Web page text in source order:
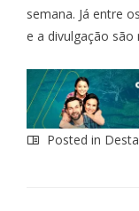
semana. Já entre
e a divulgação são
Posted in